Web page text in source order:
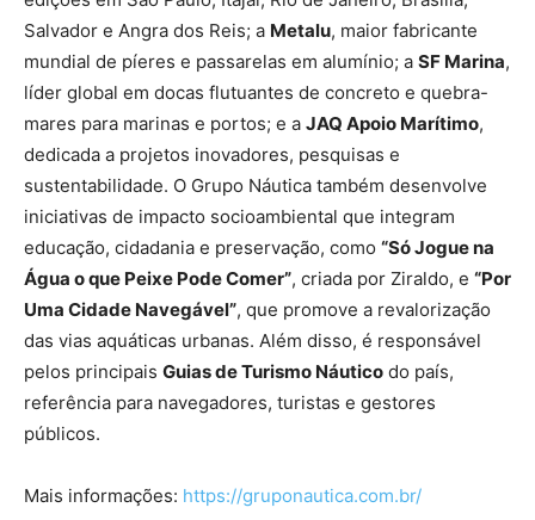
Salvador e Angra dos Reis; a Metalu, maior fabricante
mundial de píeres e passarelas em alumínio; a SF Marina,
líder global em docas flutuantes de concreto e quebra-
mares para marinas e portos; e a JAQ Apoio Marítimo,
dedicada a projetos inovadores, pesquisas e
sustentabilidade. O Grupo Náutica também desenvolve
iniciativas de impacto socioambiental que integram
educação, cidadania e preservação, como “Só Jogue na
Água o que Peixe Pode Comer”, criada por Ziraldo, e “Por
Uma Cidade Navegável”, que promove a revalorização
das vias aquáticas urbanas. Além disso, é responsável
pelos principais Guias de Turismo Náutico do país,
referência para navegadores, turistas e gestores
públicos.
Mais informações: https://gruponautica.com.br/